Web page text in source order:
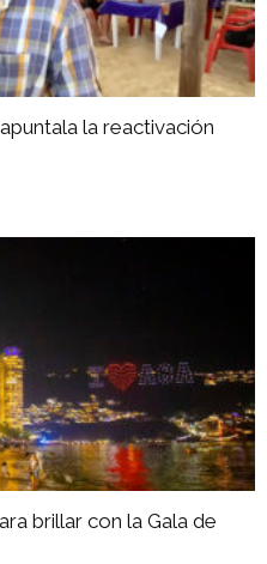
la reactivación
brillar con la Gala de